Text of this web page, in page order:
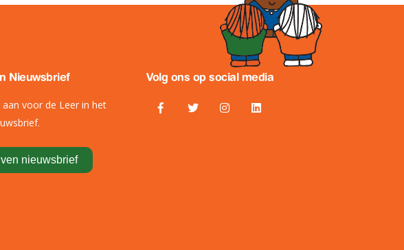
Nieuwsbrief
aan voor de Leer in het
nieuwsbrief
Volg ons op social media